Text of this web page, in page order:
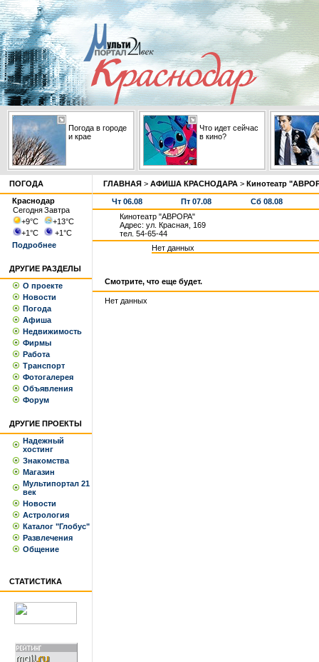
Погода в городе
и крае
Что идет сейчас
в кино?
ПОГОДА
Краснодар
СегодняЗавтра
+9°С +13°С
+1°С +1°С
Подробнее
ДРУГИЕ РАЗДЕЛЫ
О проекте
Новости
Погода
Афиша
Недвижимость
Фирмы
Работа
Транспорт
Фотогалерея
Объявления
Форум
ДРУГИЕ ПРОЕКТЫ
Надежный
хостинг
Знакомства
Магазин
Мультипортал 21
век
Новости
Астрология
Каталог "Глобус"
Развлечения
Общение
СТАТИСТИКА
ГЛАВНАЯ > АФИША КРАСНОДАРА > Кинотеатр
Чт 06.08 Пт 07.08
Сб 08.08
Кинотеатр "АВРОРА"
Адрес: ул. Красная, 169
тел. 54-65-44
Нет данных
Смотрите, что еще будет.
Нет данных